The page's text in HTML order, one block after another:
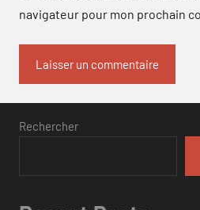
navigateur pour mon prochain
Rechercher